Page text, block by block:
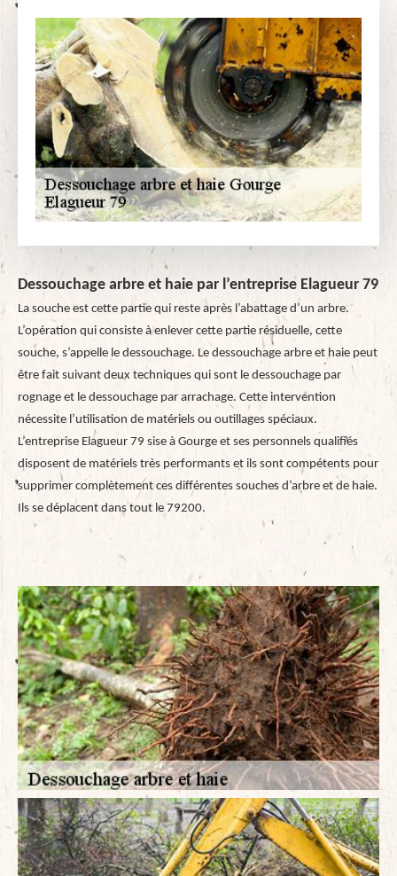
Dessouchage arbre et haie par l’entreprise Elagueur 79
La souche est cette partie qui reste après l’abattage d’un arbre.
L’opération qui consiste à enlever cette partie résiduelle, cette
souche, s’appelle le dessouchage. Le dessouchage arbre et haie peut
être fait suivant deux techniques qui sont le dessouchage par
rognage et le dessouchage par arrachage. Cette intervention
nécessite l’utilisation de matériels ou outillages spéciaux.
L’entreprise Elagueur 79 sise à Gourge et ses personnels qualifiés
disposent de matériels très performants et ils sont compétents pour
supprimer complètement ces différentes souches d’arbre et de haie.
Ils se déplacent dans tout le 79200.